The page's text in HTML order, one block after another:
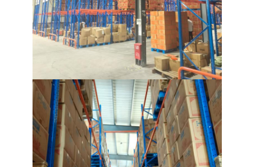
Écrasement de l'allée très étroite
Rack de mezzanine
Plate-forme de structure métallique
Palette en plastique de HDPE
palettes en acier
palettes en aluminium